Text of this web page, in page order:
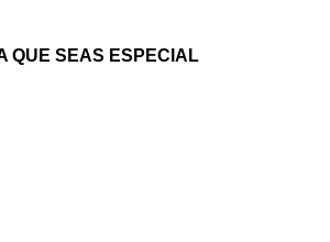
QUE SEAS ESPECIAL